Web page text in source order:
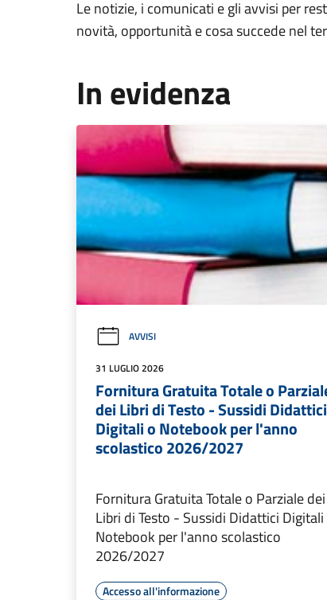
Le notizie, i comunicati e gli avvisi per
novità, opportunità e cosa succede nel
In evidenza
AVVISI
31 LUGLIO 2026
Fornitura Gratuita Totale o
dei Libri di Testo - Sussidi Didattici
Digitali o Notebook per l'anno
scolastico 2026/2027
Fornitura Gratuita Totale o Parziale dei
Libri di Testo - Sussidi Didattici Digitali
Notebook per l'anno scolastico
2026/2027
Accesso all'informazione